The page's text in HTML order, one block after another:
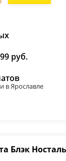
руб.
в Ярославле
Блэк